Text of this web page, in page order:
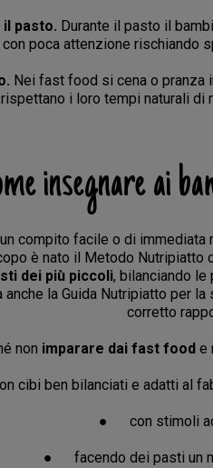
pasto. Durante il pasto il
poca attenzione rischiando
Nei fast food si cena o pranza
rispettano i loro tempi naturali di
insegnare ai
compito facile o di
è nato il Metodo
dei più piccoli, bilanciando
la Guida Nutripiatto per
corretto
non imparare dai fast food e
ben bilanciati e adatti al
● con stimoli
● facendo dei pasti un